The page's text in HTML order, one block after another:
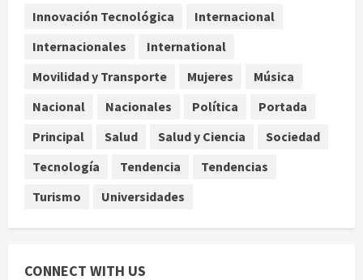
4
aguacate desde México
agosto 8, 2026
Rolex al equipo de Junior H en el
AICM
Innovación Tecnológica
Internacional
Internacionales
International
Movilidad y Transporte
Mujeres
Música
Nacional
Nacionales Política
Portada
Principal
Salud Salud y Ciencia
Sociedad
Tecnología
Tendencia
Tendencias
Turismo
Universidades
CONNECT WITH US